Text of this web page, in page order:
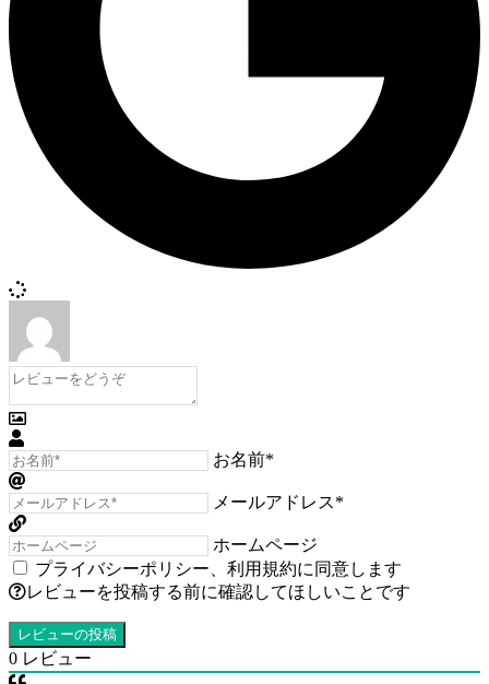
お名前*
メールアドレス*
ホームページ
プライバシーポリシー
利用規約に同意します
レビューを投稿する前に確認してほしいことです
0 レビュー